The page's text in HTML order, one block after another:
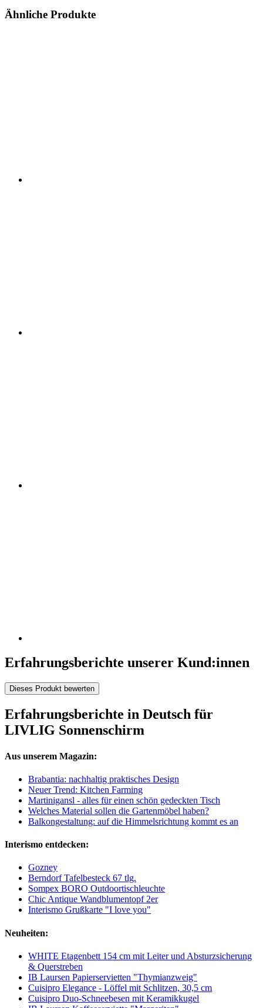
Ähnliche Produkte
Erfahrungsberichte unserer Kund:innen
Dieses Produkt bewerten
Erfahrungsberichte in Deutsch für
LIVLIG Sonnenschirm
Aus unserem Magazin:
Brabantia: nachhaltig praktisches Design
Neuer Trend: Kitchen Farming
Martinigansl - alles für einen schön gedeckten Tisch
Welches Material sollen die Gartenmöbel haben?
Balkongestaltung: auf die Himmelsrichtung kommt es an
Interismo entdecken:
Gozney
Berndorf Tafelbesteck 67 tlg.
Sompex BORO Outdoortischleuchte
Chic Antique Wandblumentopf 2er
Interismo Grußkarte "I love you"
Neuheiten:
WHITE Etagenbett 154 cm mit Leiter und Absturzsicherung
& Querstreben
IB Laursen Papierservietten "Thymianzweig"
Cuisipro Elegance - Löffel mit Schlitzen, 30,5 cm
Cuisipro Duo-Schneebesen mit Keramikkugel